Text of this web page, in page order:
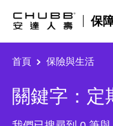
保
保險商品
需求分析
首頁 保險與生活
關鍵字：定